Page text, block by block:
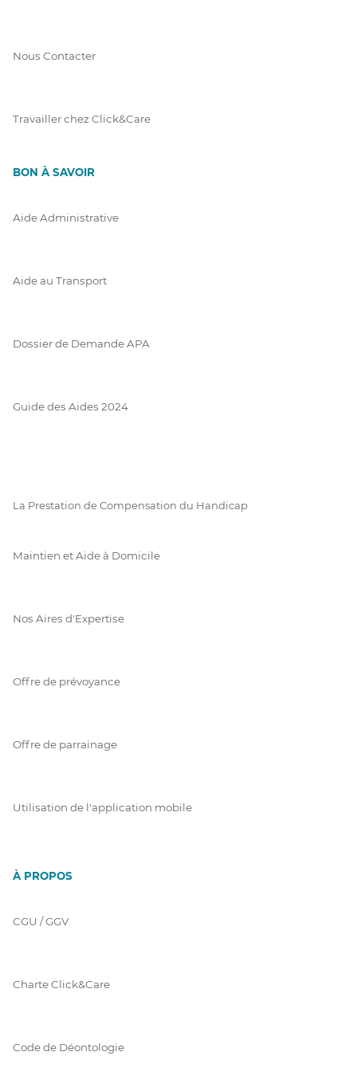
Nous Contacter
Travailler chez Click&Care
BON À SAVOIR
Aide Administrative
Aide au Transport
Dossier de Demande APA
Guide des Aides 2024
La Prestation de Compensation du Handicap
Maintien et Aide à Domicile
Nos Aires d'Expertise
Offre de prévoyance
Offre de parrainage
Utilisation de l'application mobile
À PROPOS
CGU / GGV
Charte Click&Care
Code de Déontologie